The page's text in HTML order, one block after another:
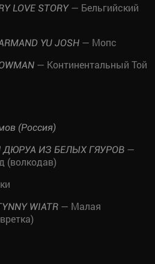
LOVE STORY— Бельгийский
YU JOSH — Мопс
— Континентальный Той
(Россия)
ИЗ БЕЛЫХ ГЯУРОВ —
(волкодав)
WIATR — Малая